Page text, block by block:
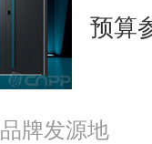
预算
品牌发源地